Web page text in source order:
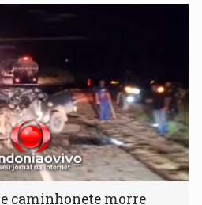
caminhonete morre